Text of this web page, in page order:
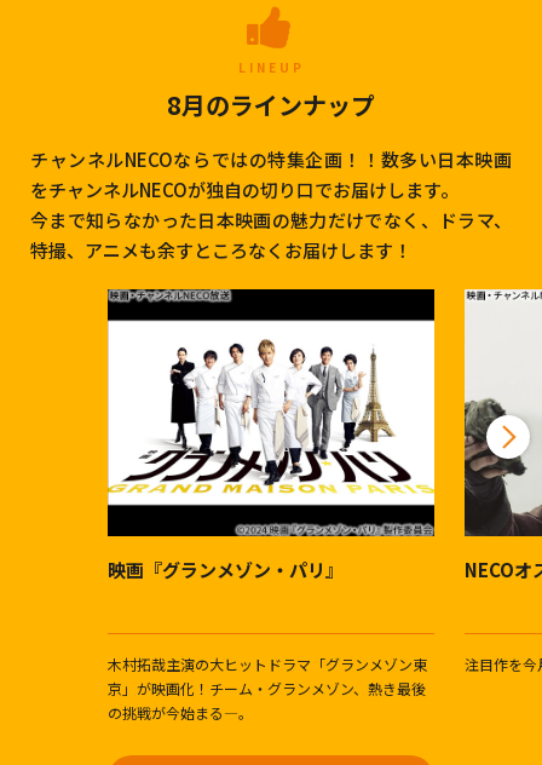
LINEUP
8月のラインナップ
チャンネルNECOならではの特集企画！！数多い日本映画
をチャンネルNECOが独自の切り口でお届けします。
今まで知らなかった日本映画の魅力だけでなく、ドラマ、
特撮、アニメも余すところなくお届けします！
映画『グランメゾン・パリ』
木村拓哉主演の大ヒットドラマ「グランメゾン東
京」が映画化！チーム・グランメゾン、熱き最後
の挑戦が今始まる―。
NECOオ
注目作を今